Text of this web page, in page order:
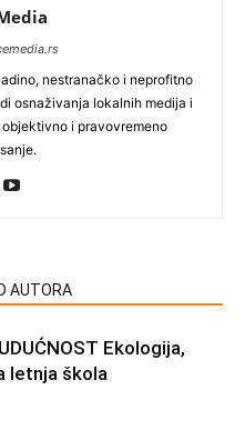
nestranačko i neprofitno
osnaživanja lokalnih medija i
i pravovremeno
AUTORA
Ekologija,
letnja škola